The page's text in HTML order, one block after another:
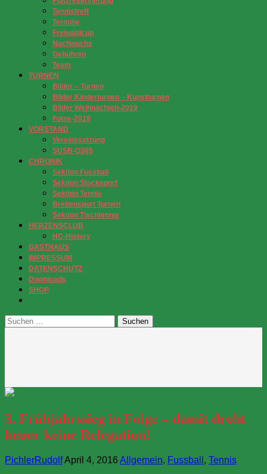
Tennistreff
Termine
Freiwaldcup
Nachwuchs
Gebühren
Team
TURNEN
Bilder – Turnen
Bilder Kinderturnen – Kunstturnen
Bilder Weihnachten-2019
Fotos-2019
VORSTAND
Vereinssatzung
SUSB-O365
CHRONIK
Sektion Fussball
Sektion Stocksport
Sektion Tennis
Breitensport Turnen
Sektion Tischtennis
HERZENSCLUB
HC-History
GASTHAUS
IMPRESSUM
DATENSCHUTZ
Downloads
SHOP
Suchen
nach:
3. Frühjahrssieg in Folge – damit droht
heuer keine Relegation!
PichlerRudolfApril 4, 2016 Allgemein, Fussball , Tennis